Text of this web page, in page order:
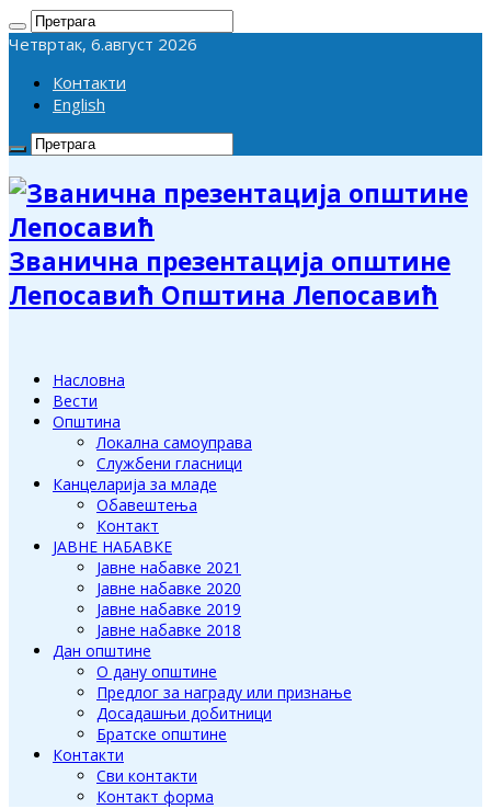
Четвртак, 6.август 2026
Контакти
English
Званична презентација општине
Лепосавић Општина Лепосавић
Насловна
Вести
Општина
Локална самоуправа
Службени гласници
Канцеларија за младе
Обавештења
Контакт
ЈАВНЕ НАБАВКЕ
Јавне набавке 2021
Јавне набавке 2020
Јавне набавке 2019
Јавне набавке 2018
Дан општине
О дану општине
Предлог за награду или признање
Досадашњи добитници
Братске општине
Контакти
Сви контакти
Контакт форма